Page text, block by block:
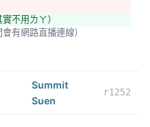
不用ㄌㄚ）
會有網路直播連線）
Summit
Suen
r1252